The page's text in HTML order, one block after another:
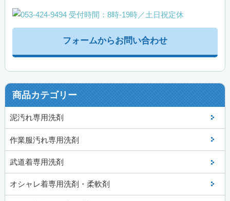
フォームからお問い合わせ
商品カテゴリー
泥汚れ専用洗剤
作業服汚れ専用洗剤
武道着専用洗剤
オシャレ着専用洗剤・柔軟剤